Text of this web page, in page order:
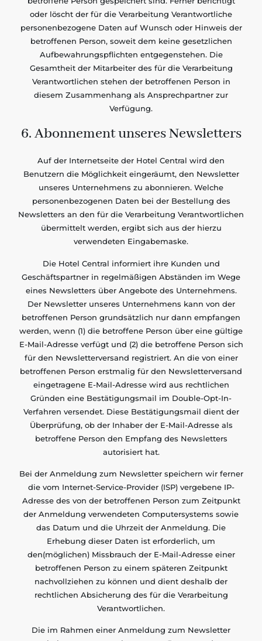
oder löscht der für die Verarbeitung Verantwortliche
personenbezogene Daten auf Wunsch oder Hinweis der
betroffenen Person, soweit dem keine gesetzlichen
Aufbewahrungspflichten entgegenstehen. Die
Gesamtheit der Mitarbeiter des für die Verarbeitung
Verantwortlichen stehen der betroffenen Person in
diesem Zusammenhang als Ansprechpartner zur
Verfügung.
6. Abonnement unseres Newsletters
Auf der Internetseite der Hotel Central wird den
Benutzern die Möglichkeit eingeräumt, den Newsletter
unseres Unternehmens zu abonnieren. Welche
personenbezogenen Daten bei der Bestellung des
Newsletters an den für die Verarbeitung Verantwortlichen
übermittelt werden, ergibt sich aus der hierzu
verwendeten Eingabemaske.
Die Hotel Central informiert ihre Kunden und
Geschäftspartner in regelmäßigen Abständen im Wege
eines Newsletters über Angebote des Unternehmens.
Der Newsletter unseres Unternehmens kann von der
betroffenen Person grundsätzlich nur dann empfangen
werden, wenn (1) die betroffene Person über eine gültige
E-Mail-Adresse verfügt und (2) die betroffene Person sich
für den Newsletterversand registriert. An die von einer
betroffenen Person erstmalig für den Newsletterversand
eingetragene E-Mail-Adresse wird aus rechtlichen
Gründen eine Bestätigungsmail im Double-Opt-In-
Verfahren versendet. Diese Bestätigungsmail dient der
Überprüfung, ob der Inhaber der E-Mail-Adresse als
betroffene Person den Empfang des Newsletters
autorisiert hat.
Bei der Anmeldung zum Newsletter speichern wir ferner
die vom Internet-Service-Provider (ISP) vergebene IP-
Adresse des von der betroffenen Person zum Zeitpunkt
der Anmeldung verwendeten Computersystems sowie
das Datum und die Uhrzeit der Anmeldung. Die
Erhebung dieser Daten ist erforderlich, um
den(möglichen) Missbrauch der E-Mail-Adresse einer
betroffenen Person zu einem späteren Zeitpunkt
nachvollziehen zu können und dient deshalb der
rechtlichen Absicherung des für die Verarbeitung
Verantwortlichen.
Die im Rahmen einer Anmeldung zum Newsletter